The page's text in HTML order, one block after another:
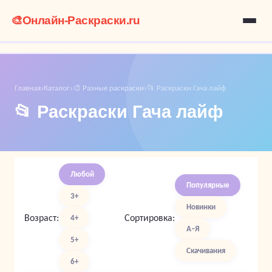
🎨Онлайн-Раскраски.ru
Главная›Каталог›🎨 Разные раскраски›📂 Раскраски Гача лайф
📂 Раскраски Гача лайф
Возраст:
Любой
3+
4+
5+
6+
Сортировка:
Популярные
Новинки
А–Я
Скачивания